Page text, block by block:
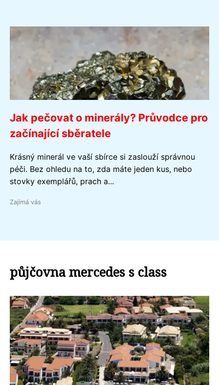
Jak pečovat o minerály? Průvodce pro
začínající sběratele
Krásný minerál ve vaší sbírce si zaslouží správnou
péči. Bez ohledu na to, zda máte jeden kus, nebo
stovky exemplářů, prach a...
Zajímá vás
půjčovna mercedes s class